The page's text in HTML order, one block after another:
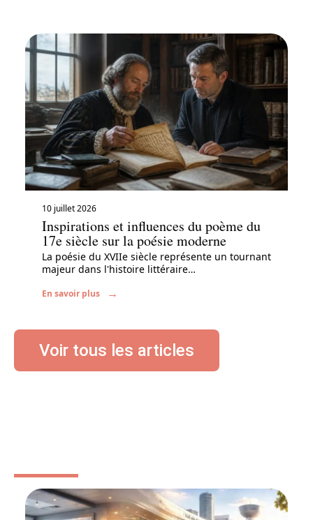
10 juillet 2026
Inspirations et influences du poème du
17e siècle sur la poésie moderne
La poésie du XVIIe siècle représente un tournant
majeur dans l'histoire littéraire…
En savoir plus
Voir tous les articles